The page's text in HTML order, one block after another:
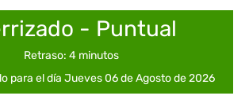
- Puntual
Retraso: 4 minutos
para el día Jueves 06 de Agosto de 2026